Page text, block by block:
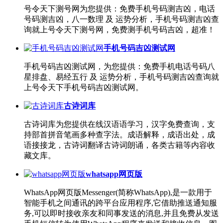
号令天下测号网为您提供：免费手机号码测吉凶，电话
号码测吉凶，八一数理 及 运势分析，手机号码测吉凶查
询就上号令天下测号网，免费测手机号码吉凶，超准！
手机号码吉凶测试网
手机号码吉凶测试网，为您提供：免费手机电话号码八
星排盘、易经五行 及 运势分析，手机号码测吉凶查询就
上号令天下手机号码吉凶测试网。
古诗词库
古诗词库为您提供在线汉语语学习，汉字免费查询，支
持部首拼音笔画多种查字法。成语解释，成语出处，成
语接接龙，古诗词翻译古诗词朗诵，各类古籍等内容收
藏文库。
whatsapp网页版
WhatsApp网页版Messenger(简称WhatsApp),是一款用于
智能手机之间通讯的跨平台应用程序,它借助推送通知服
务,可以即时接收亲友和同事发送的消息,并且免费从发送